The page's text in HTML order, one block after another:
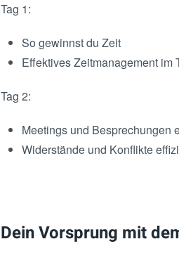
Tag 1:
So gewinnst du Zeit
Effektives Zeitmanagement im
Tag 2:
Meetings und Besprechungen
Widerstände und Konflikte
Dein Vorsprung mit